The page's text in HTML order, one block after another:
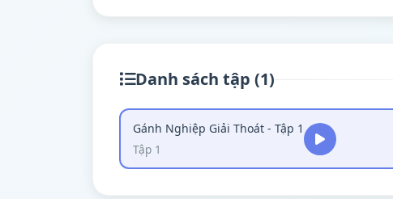
Danh sách tập (1)
Gánh Nghiệp Giải Thoát - Tập 1
Tập 1